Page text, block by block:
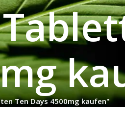
Ten Days 4500mg kaufen"